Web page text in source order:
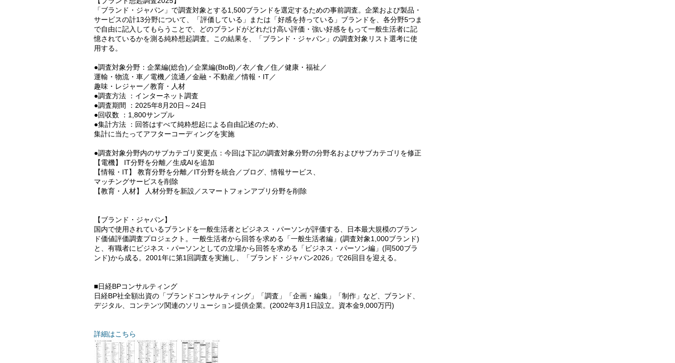
「ブランド・ジャパン」で調査対象とする1,500ブランドを選定するための事前調査。企業および製品・
サービスの計13分野について、「評価している」または「好感を持っている」ブランドを、各分野5つま
で自由に記入してもらうことで、どのブランドがどれだけ高い評価・強い好感をもって一般生活者に記
憶されているかを測る純粋想起調査。この結果を、「ブランド・ジャパン」の調査対象リスト選考に使
用する。
●調査対象分野：企業編(総合)／企業編(BtoB)／衣／食／住／健康・福祉／
運輸・物流・車／電機／流通／金融・不動産／情報・IT／
趣味・レジャー／教育・人材
●調査方法 ：インターネット調査
●調査期間 ：2025年8月20日～24日
●回収数 ：1,800サンプル
●集計方法 ：回答はすべて純粋想起による自由記述のため、
集計に当たってアフターコーディングを実施
●調査対象分野内のサブカテゴリ変更点：今回は下記の調査対象分野の分野名およびサブカテゴリを修正
【電機】 IT分野を分離／生成AIを追加
【情報・IT】 教育分野を分離／IT分野を統合／ブログ、情報サービス、
マッチングサービスを削除
【教育・人材】 人材分野を新設／スマートフォンアプリ分野を削除
【ブランド・ジャパン】
国内で使用されているブランドを一般生活者とビジネス・パーソンが評価する、日本最大規模のブラン
ド価値評価調査プロジェクト。一般生活者から回答を求める「一般生活者編」(調査対象1,000ブランド)
と、有職者にビジネス・パーソンとしての立場から回答を求める「ビジネス・パーソン編」(同500ブラ
ンド)から成る。2001年に第1回調査を実施し、「ブランド・ジャパン2026」で26回目を迎える。
■日経BPコンサルティング
日経BP社全額出資の「ブランドコンサルティング」「調査」「企画・編集」「制作」など、ブランド、
デジタル、コンテンツ関連のソリューション提供企業。(2002年3月1日設立。資本金9,000万円)
詳細はこちら